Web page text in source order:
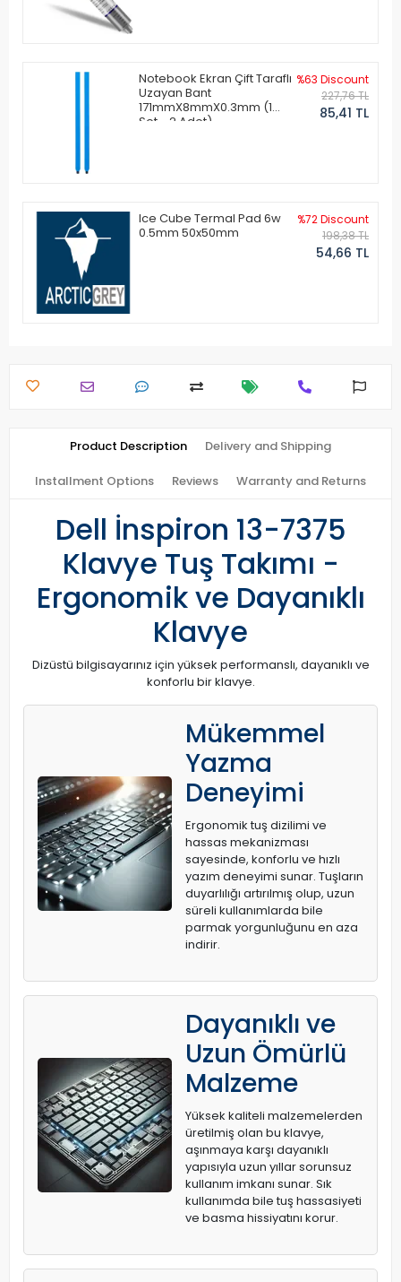
Notebook Ekran Çift Taraflı
Uzayan Bant
171mmX8mmX0.3mm (1
Set - 2 Adet)
%63 Discount
227,76 TL
85,41 TL
Ice Cube Termal Pad 6w
0.5mm 50x50mm
%72 Discount
198,38 TL
54,66 TL
Product Description Delivery and Shipping
Installment Options Reviews Warranty and Returns
Dell İnspiron 13-7375
Klavye Tuş Takımı -
Ergonomik ve Dayanıklı
Klavye
Dizüstü bilgisayarınız için yüksek performanslı, dayanıklı ve
konforlu bir klavye.
Mükemmel
Yazma
Deneyimi
Ergonomik tuş dizilimi ve
hassas mekanizması
sayesinde, konforlu ve hızlı
yazım deneyimi sunar. Tuşların
duyarlılığı artırılmış olup, uzun
süreli kullanımlarda bile
parmak yorgunluğunu en aza
indirir.
Dayanıklı ve
Uzun Ömürlü
Malzeme
Yüksek kaliteli malzemelerden
üretilmiş olan bu klavye,
aşınmaya karşı dayanıklı
yapısıyla uzun yıllar sorunsuz
kullanım imkanı sunar. Sık
kullanımda bile tuş hassasiyeti
ve basma hissiyatını korur.